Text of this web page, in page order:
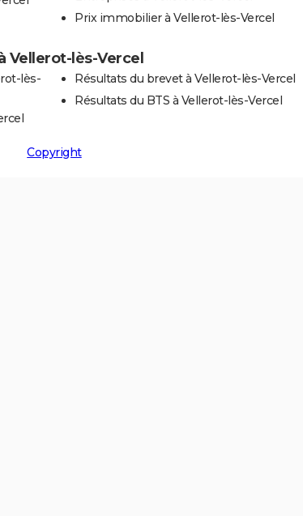
Prix immobilier à Vellerot-lès-Vercel
Vellerot-lès-Vercel
lès-
Résultats du brevet à Vellerot-lès-Vercel
Résultats du BTS à Vellerot-lès-Vercel
Copyright